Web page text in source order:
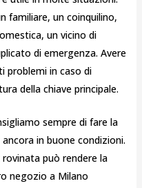
familiare, un coinquilino,
un vicino di
di emergenza. Avere
problemi in caso di
della chiave principale.
sempre di fare la
in buone condizioni.
può rendere la
negozio a Milano